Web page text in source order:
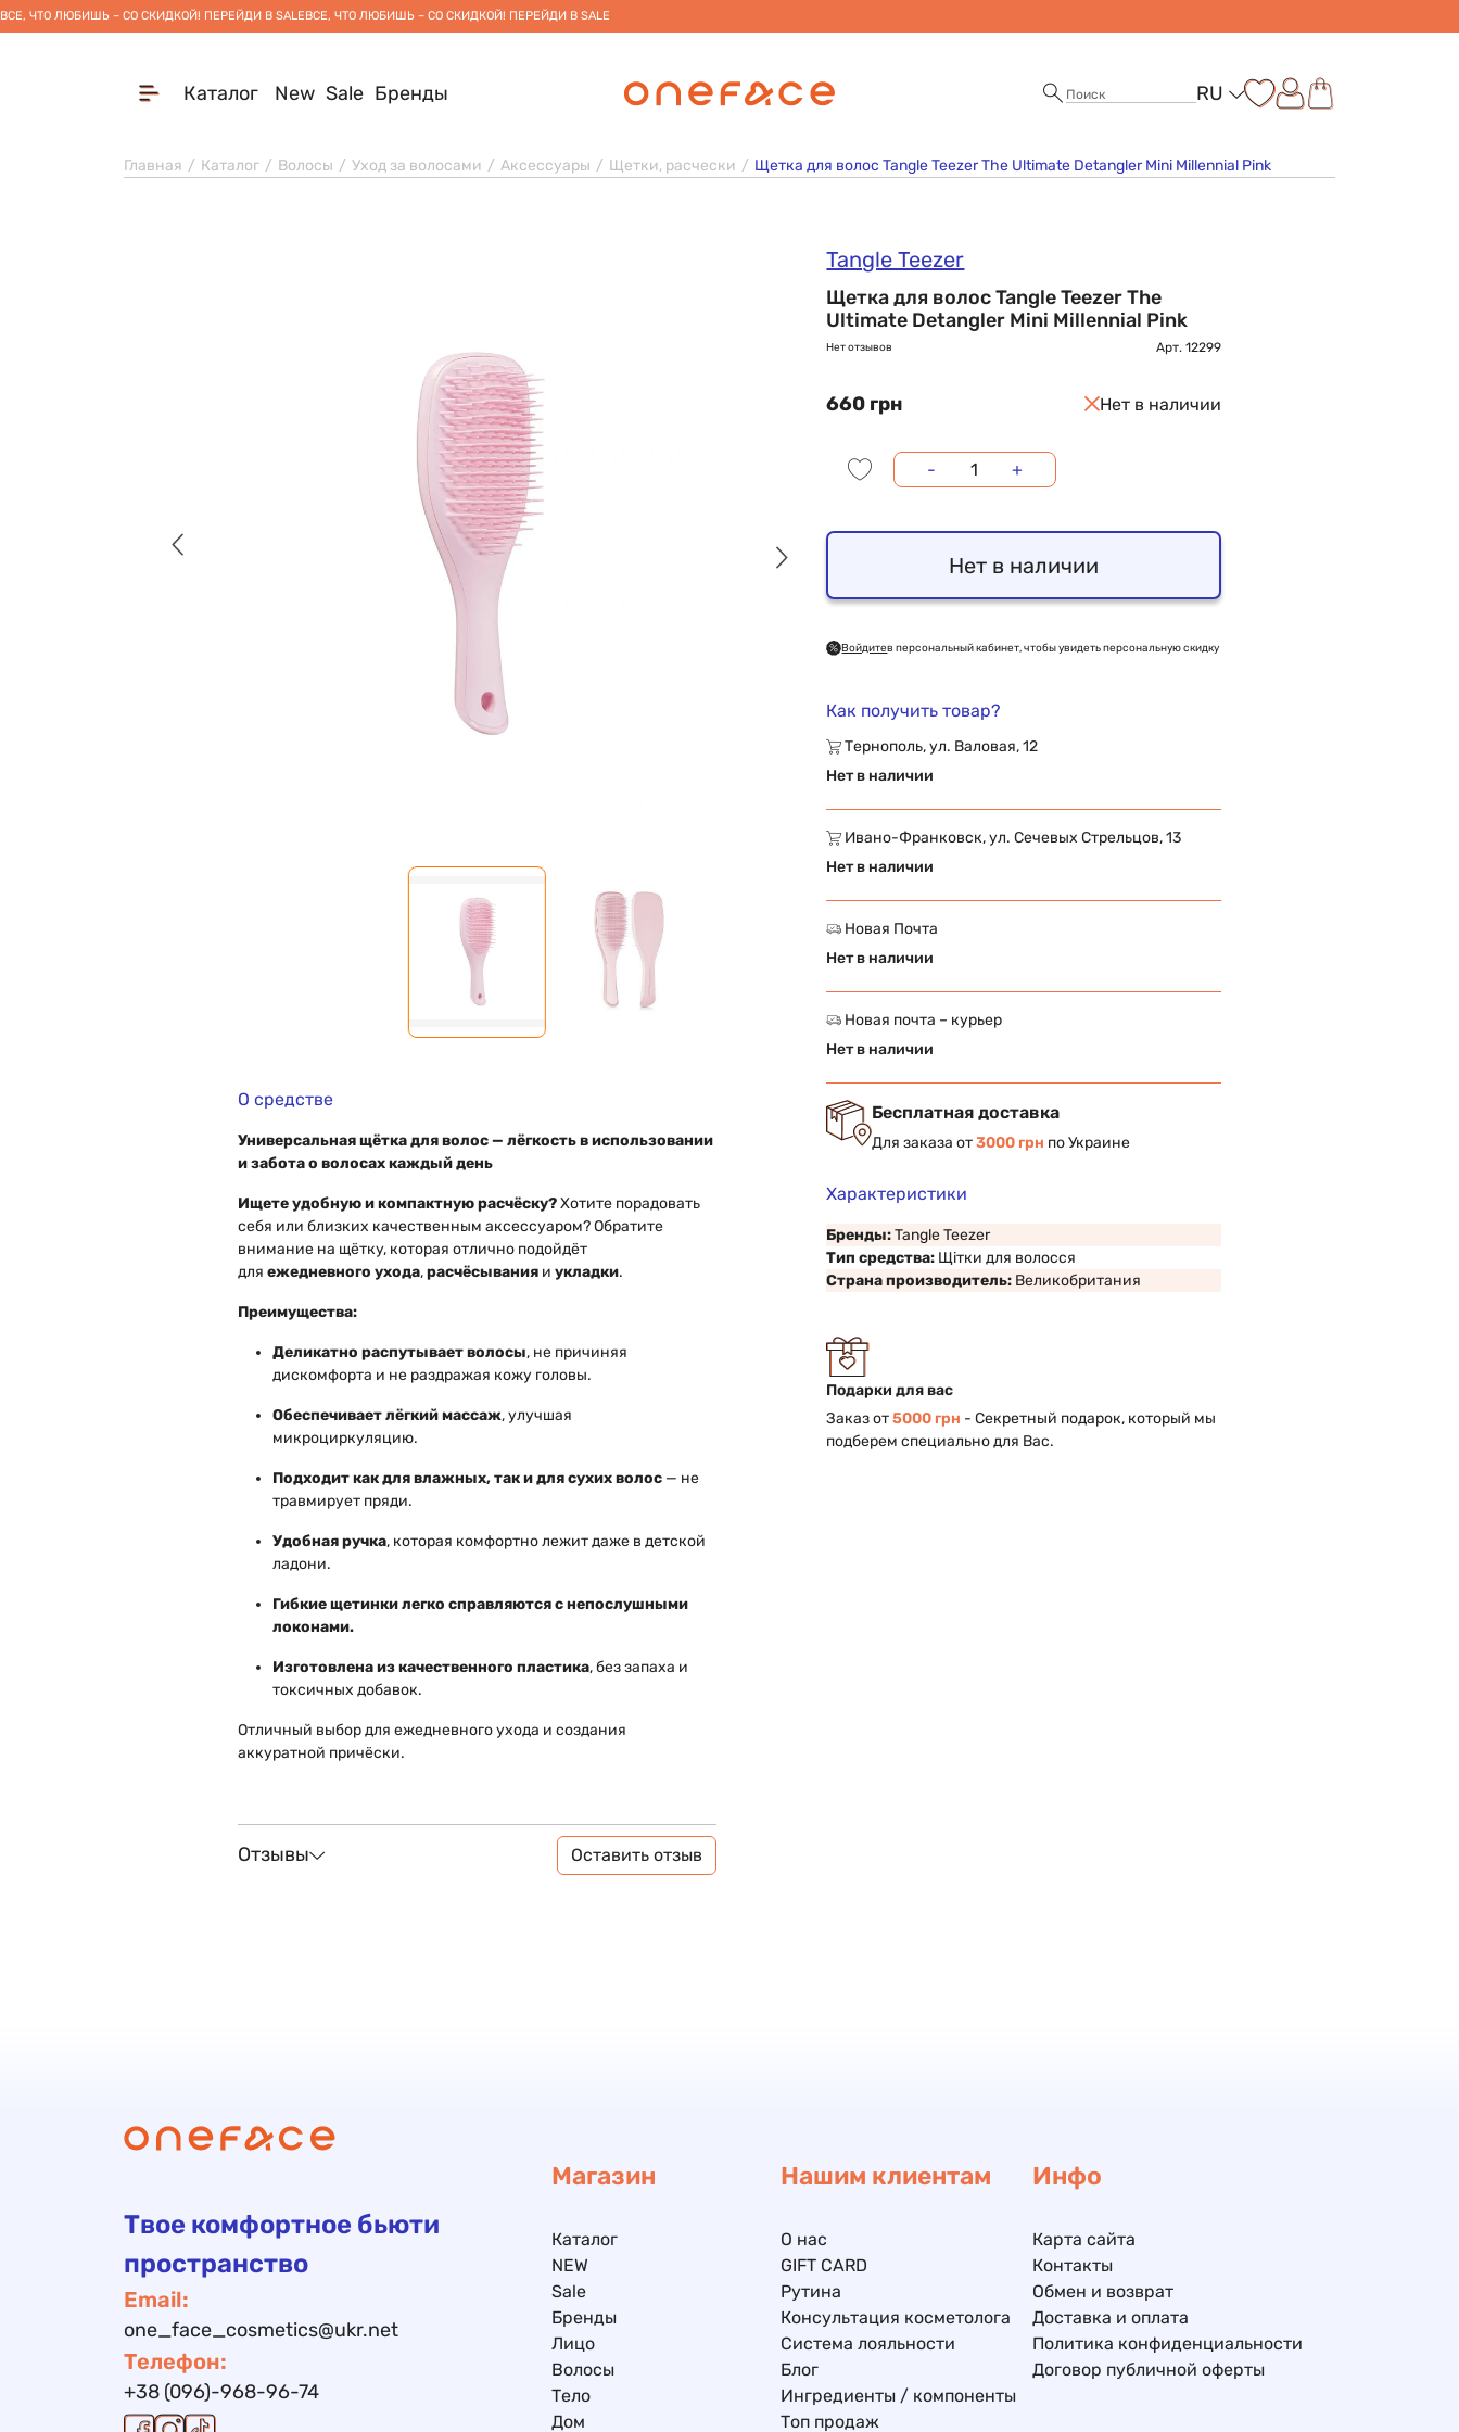
ВСЕ, ЧТО ЛЮБИШЬ – СО СКИДКОЙ! ПЕРЕЙДИ В SALEВСЕ, ЧТО ЛЮБИШЬ – СО СКИДКОЙ! ПЕРЕЙДИ В SALE
Каталог New Sale Бренды RU
Главная Каталог Волосы Уход за волосами Аксессуары Щетки, расчески Щетка для волос Tangle Teezer The Ultimate Detangler Mini Millennial Pink
О средстве
Универсальная щётка для волос — лёгкость в использовании
и забота о волосах каждый день
Ищете удобную и компактную расчёску?Хотите порадовать
себя или близких качественным аксессуаром? Обратите
внимание на щётку, которая отлично подойдёт
для ежедневного ухода,расчёсыванияи укладки.
Преимущества:
Деликатно распутывает волосы, не причиняя
дискомфорта и не раздражая кожу головы.
Обеспечивает лёгкий массаж, улучшая
микроциркуляцию.
Подходит как для влажных, так и для сухих волос— не
травмирует пряди.
Удобная ручка, которая комфортно лежит даже в детской
ладони.
Гибкие щетинки легко справляются с непослушными
локонами.
Изготовлена из качественного пластика, без запаха и
токсичных добавок.
Отличный выбор для ежедневного ухода и создания
аккуратной причёски.
Отзывы Оставить отзыв
Tangle Teezer
Щетка для волос Tangle Teezer The
Ultimate Detangler Mini Millennial Pink
Нет отзывов Арт. 12299
660 грн Нет в наличии
- +
Нет в наличии
Войдитев персональный кабинет, чтобы увидеть персональную скидку
Как получить товар?
Тернополь, ул. Валовая, 12
Нет в наличии
Ивано-Франковск, ул. Сечевых Стрельцов, 13
Нет в наличии
Новая Почта
Нет в наличии
Новая почта – курьер
Нет в наличии
Бесплатная доставка
Для заказа от3000 грн по Украине
Характеристики
Бренды:Tangle Teezer
Тип средства: Щітки для волосся
Страна производитель: Великобритания
Подарки для вас
Заказ от5000 грн - Секретный подарок, который мы
подберем специально для Вас.
Твое комфортное бьюти
пространство
Email:
one_face_cosmetics@ukr.net
Телефон:
+38 (096)-968-96-74
Магазин
Каталог
NEW
Sale
Бренды
Лицо
Волосы
Тело
Дом
Нашим клиентам
О нас
GIFT CARD
Рутина
Консультация косметолога
Система лояльности
Блог
Ингредиенты / компоненты
Топ продаж
Инфо
Карта сайта
Контакты
Обмен и возврат
Доставка и оплата
Политика конфиденциальности
Договор публичной оферты